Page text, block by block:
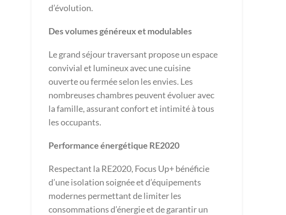
d’évolution.
Des volumes généreux et modulables
Le grand séjour traversant propose un espace
convivial et lumineux avec une cuisine
ouverte ou fermée selon les envies. Les
nombreuses chambres peuvent évoluer avec
la famille, assurant confort et intimité à tous
les occupants.
Performance énergétique RE2020
Respectant la RE2020, Focus Up+ bénéficie
d’une isolation soignée et d’équipements
modernes permettant de limiter les
consommations d’énergie et de garantir un